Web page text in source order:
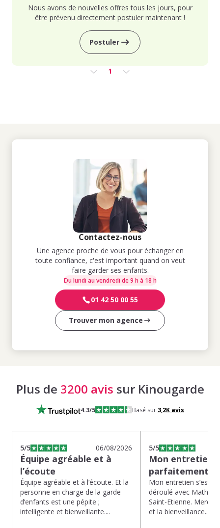
Nous avons de nouvelles offres tous les jours, pour
être prévenu directement postuler maintenant !
Postuler
1
Contactez-nous
Une agence proche de vous pour échanger en
toute confiance, c'est important quand on veut
faire garder ses enfants.
Du lundi au vendredi de 9 h à 18 h
01 42 50 00 55
Trouver mon agence
Plus de 3200 avis sur Kinougarde
4.3/5 Basé sur 3,2Kavis
5/5 06/08/2026
Équipe agréable et à
l’écoute
Équipe agréable et à l’écoute. Et la
personne en charge de la garde
d’enfants est une pépite ;
intelligente et bienveillante....
5/5
Mon entretien
parfaitement…
Mon entretien s’est
déroulé avec Mathias
Saint-Etienne. Merci
et la bienveillance...